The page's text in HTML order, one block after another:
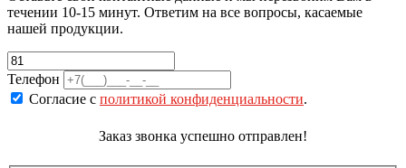
течении 10-15 минут. Ответим на все вопросы, касаемые
нашей продукции.
Телефон
Согласие с политикой конфиденциальности.
Заказ звонка успешно отправлен!